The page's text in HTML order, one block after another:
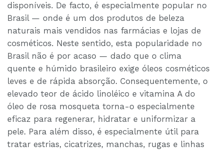
disponíveis. De facto, é especialmente popular no
Brasil — onde é um dos produtos de beleza
naturais mais vendidos nas farmácias e lojas de
cosméticos. Neste sentido, esta popularidade no
Brasil não é por acaso — dado que o clima
quente e húmido brasileiro exige óleos cosméticos
leves e de rápida absorção. Consequentemente, o
elevado teor de ácido linoléico e vitamina A do
óleo de rosa mosqueta torna-o especialmente
eficaz para regenerar, hidratar e uniformizar a
pele. Para além disso, é especialmente útil para
tratar estrias, cicatrizes, manchas, rugas e linhas